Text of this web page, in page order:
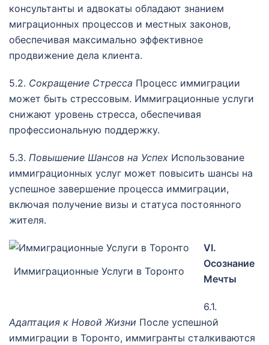
консультанты и адвокаты обладают знанием
миграционных процессов и местных законов,
обеспечивая максимально эффективное
продвижение дела клиента.
5.2. Сокращение Стресса Процесс иммиграции
может быть стрессовым. Иммиграционные услуги
снижают уровень стресса, обеспечивая
профессиональную поддержку.
5.3. Повышение Шансов на Успех Использование
иммиграционных услуг может повысить шансы на
успешное завершение процесса иммиграции,
включая получение визы и статуса постоянного
жителя.
Иммиграционные Услуги в Торонто
VI.
Осознание
Мечты
6.1.
Адаптация к Новой Жизни После успешной
иммиграции в Торонто, иммигранты сталкиваются